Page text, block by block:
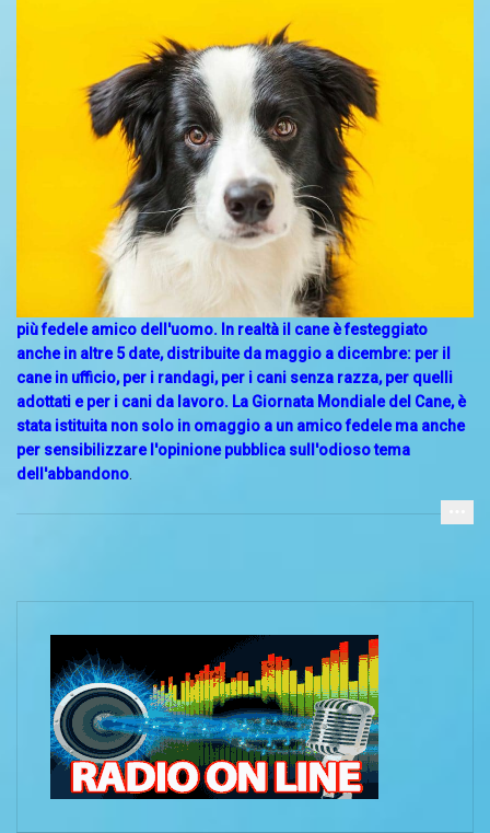
più fedele amico dell'uomo. In realtà il cane è festeggiato
anche in altre 5 date, distribuite da maggio a dicembre: per il
cane in ufficio, per i randagi, per i cani senza razza, per quelli
adottati e per i cani da lavoro. La Giornata Mondiale del Cane, è
stata istituita non solo in omaggio a un amico fedele ma anche
per sensibilizzare l'opinione pubblica sull'odioso tema
dell'abbandono